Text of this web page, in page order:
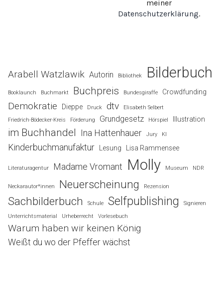
meiner
Datenschutzerklärung.
Arabell Watzlawik Autorin Bibliothek Bilderbuch
Booklaunch Buchmarkt Buchpreis Bundesgiraffe Crowdfunding
Demokratie Dieppe Druck dtv
Elisabeth Selbert
Friedrich-Bödecker-Kreis
Förderung Grundgesetz Hörspiel Illustration
im Buchhandel Ina Hattenhauer Jury KI
Kinderbuchmanufaktur Lesung Lisa Rammensee
Literaturagentur Madame Vromant Molly Museum NDR
Neckarautor*innen Neuerscheinung Rezension
Sachbilderbuch Schule Selfpublishing
Signieren
Unterrichtsmaterial
Urheberrecht Vorlesebuch
Warum haben wir keinen König
Weißt du wo der Pfeffer wächst